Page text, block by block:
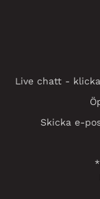
Live chatt -
Skicka e-